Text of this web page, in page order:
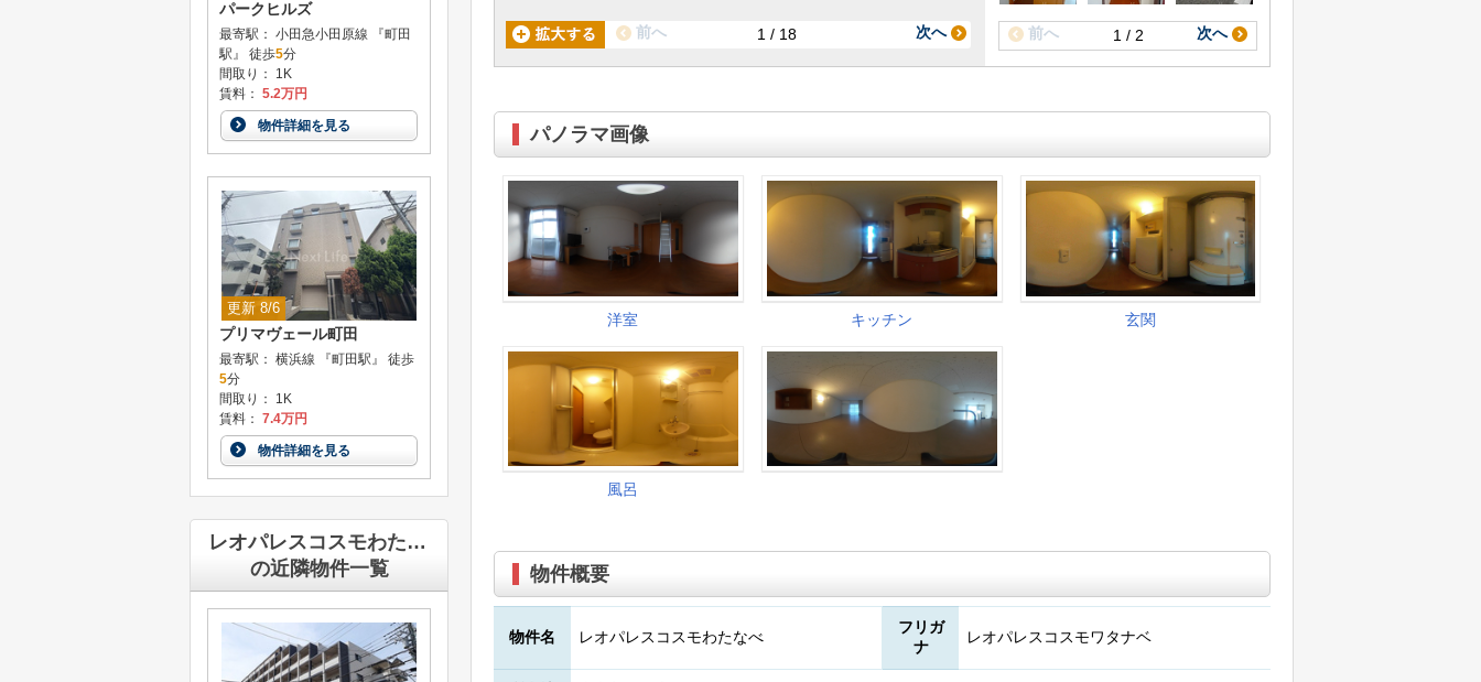
1 / 18
前へ 次へ 1 / 2
前へ 次へ
パノラマ画像
物件概要
物件名 レオパレスコスモわたなべ
フリガ
ナ
レオパレスコスモワタナベ
パークヒルズ
最寄駅： 小田急小田原線 『町田
駅』 徒歩5分
間取り： 1K
賃料： 5.2万円
物件詳細を見る
更新 8/6
プリマヴェール町田
最寄駅： 横浜線 『町田駅』 徒歩
5分
間取り： 1K
賃料： 7.4万円
物件詳細を見る
レオパレスコスモわたなべ
の近隣物件一覧